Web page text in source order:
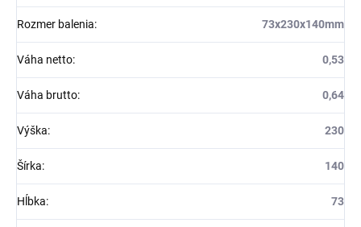
Rozmer balenia: 73x230x140mm
Váha netto: 0,53
Váha brutto: 0,64
Výška: 230
Šírka: 140
Hĺbka: 73